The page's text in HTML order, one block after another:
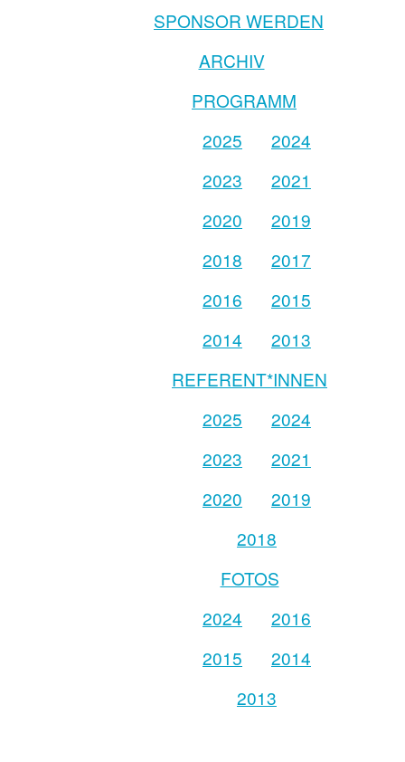
SPONSOR WERDEN
ARCHIV
PROGRAMM
2025
2024
2023
2021
2020
2019
2018
2017
2016
2015
2014
2013
REFERENT*INNEN
2025
2024
2023
2021
2020
2019
2018
FOTOS
2024
2016
2015
2014
2013